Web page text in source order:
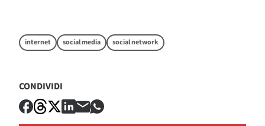
internet social media social network
CONDIVIDI